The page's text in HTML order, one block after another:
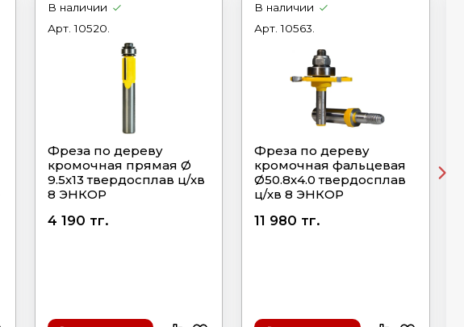
В наличии
Арт.10520.
Фреза по дереву
кромочная прямая Ø
9.5х13 твердосплав ц/хв
8 ЭНКОР
4 190 тг.
В наличии
Арт.10563.
Фреза по дереву
кромочная фальцевая
Ø50.8х4.0 твердосплав
ц/хв 8 ЭНКОР
11 980 тг.